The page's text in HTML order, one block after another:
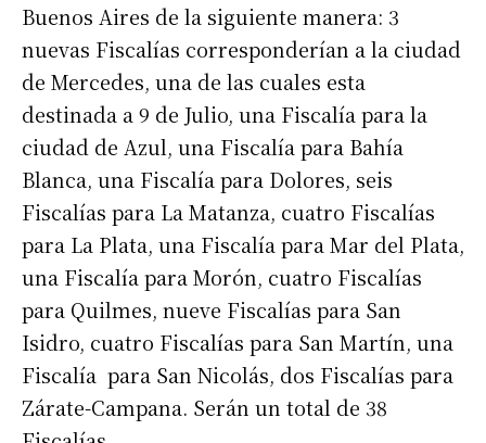
Suscribirme gratis
Buenos Aires de la siguiente manera: 3
nuevas Fiscalías corresponderían a la ciudad
de Mercedes, una de las cuales esta
destinada a 9 de Julio, una Fiscalía para la
ciudad de Azul, una Fiscalía para Bahía
Blanca, una Fiscalía para Dolores, seis
Fiscalías para La Matanza, cuatro Fiscalías
para La Plata, una Fiscalía para Mar del Plata,
una Fiscalía para Morón, cuatro Fiscalías
para Quilmes, nueve Fiscalías para San
Isidro, cuatro Fiscalías para San Martín, una
Fiscalía para San Nicolás, dos Fiscalías para
Zárate-Campana. Serán un total de 38